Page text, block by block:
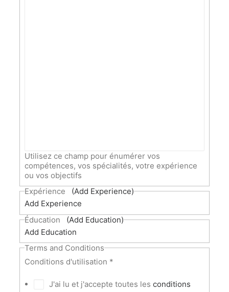
Utilisez ce champ pour énumérer vos
compétences, vos spécialités, votre expérience
ou vos objectifs
(Add Experience)
Add Experience
(Add Education)
Add Education
Terms and Conditions
Conditions d'utilisation *
J'ai lu et j'accepte toutes lesconditions